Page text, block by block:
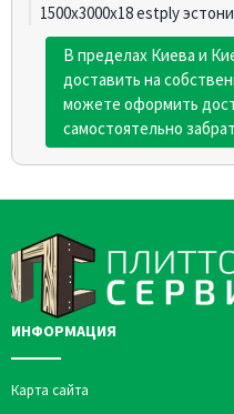
1500х3000х18 estply
В пределах Киева и
доставить на
можете оформить
самостоятельно
ИНФОРМАЦИЯ
Карта сайта